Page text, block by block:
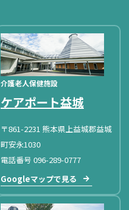
介護老人保健施設
ケアポート益城
〒861-2231 熊本県上益城郡益城
町安永1030
電話番号 096-289-0777
Googleマップで見る